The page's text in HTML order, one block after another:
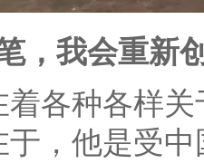
，我会重新
各种各样
于，他是受